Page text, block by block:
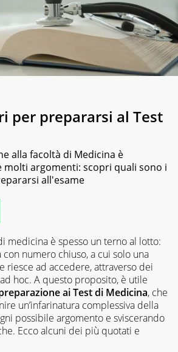
per prepararsi al Test
alla facoltà di Medicina è
molti argomenti: scopri quali sono i
all'esame
medicina è spesso un terno al lotto:
numero chiuso, a cui solo una
riesce ad accedere, attraverso dei
hoc. A questo proposito, è utile
ai Test di Medicina, che
un’infarinatura complessiva della
possibile argomento e sviscerando
Ecco alcuni dei più quotati e